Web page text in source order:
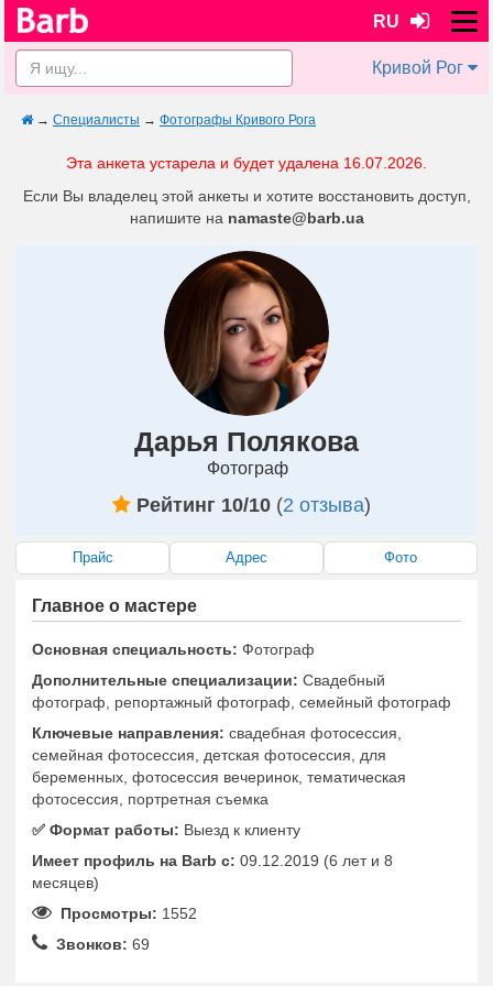
RU
Кривой Рог
→ Специалисты → Фотографы Кривого Рога
Эта анкета устарела и будет удалена 16.07.2026.
Если Вы владелец этой анкеты и хотите восстановить доступ,
напишите на namaste@barb.ua
Дарья Полякова
Фотограф
Рейтинг 10/10(2 отзыва)
Прайс Адрес Фото
Главное о мастере
Основная специальность: Фотограф
Дополнительные специализации: Свадебный
фотограф, репортажный фотограф, семейный фотограф
Ключевые направления: свадебная фотосессия,
семейная фотосессия, детская фотосессия, для
беременных, фотосессия вечеринок, тематическая
фотосессия, портретная съемка
✅️ Формат работы: Выезд к клиенту
Имеет профиль на Barb c: 09.12.2019 (6 лет и 8
месяцев)
Просмотры: 1552
Звонков: 69